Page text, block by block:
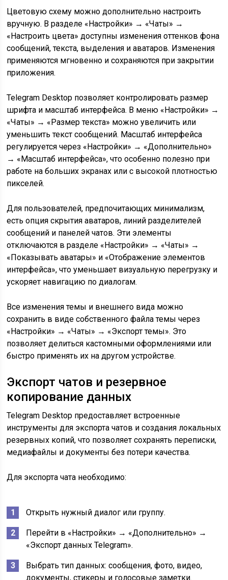
Цветовую схему можно дополнительно настроить
вручную. В разделе «Настройки» → «Чаты» →
«Настроить цвета» доступны изменения оттенков фона
сообщений, текста, выделения и аватаров. Изменения
применяются мгновенно и сохраняются при закрытии
приложения.
Telegram Desktop позволяет контролировать размер
шрифта и масштаб интерфейса. В меню «Настройки» →
«Чаты» → «Размер текста» можно увеличить или
уменьшить текст сообщений. Масштаб интерфейса
регулируется через «Настройки» → «Дополнительно»
→ «Масштаб интерфейса», что особенно полезно при
работе на больших экранах или с высокой плотностью
пикселей.
Для пользователей, предпочитающих минимализм,
есть опция скрытия аватаров, линий разделителей
сообщений и панелей чатов. Эти элементы
отключаются в разделе «Настройки» → «Чаты» →
«Показывать аватары» и «Отображение элементов
интерфейса», что уменьшает визуальную перегрузку и
ускоряет навигацию по диалогам.
Все изменения темы и внешнего вида можно
сохранить в виде собственного файла темы через
«Настройки» → «Чаты» → «Экспорт темы». Это
позволяет делиться кастомными оформлениями или
быстро применять их на другом устройстве.
Экспорт чатов и резервное
копирование данных
Telegram Desktop предоставляет встроенные
инструменты для экспорта чатов и создания локальных
резервных копий, что позволяет сохранять переписки,
медиафайлы и документы без потери качества.
Для экспорта чата необходимо:
Открыть нужный диалог или группу.
Перейти в «Настройки» → «Дополнительно» →
«Экспорт данных Telegram».
Выбрать тип данных: сообщения, фото, видео,
документы, стикеры и голосовые заметки.